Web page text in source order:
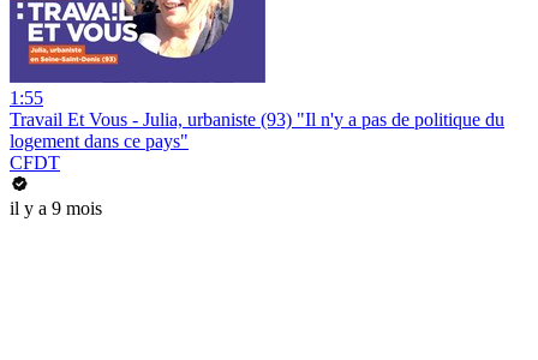
1:55
Travail Et Vous - Julia, urbaniste (93) "Il n'y a pas de politique du
logement dans ce pays"
CFDT
il y a 9 mois